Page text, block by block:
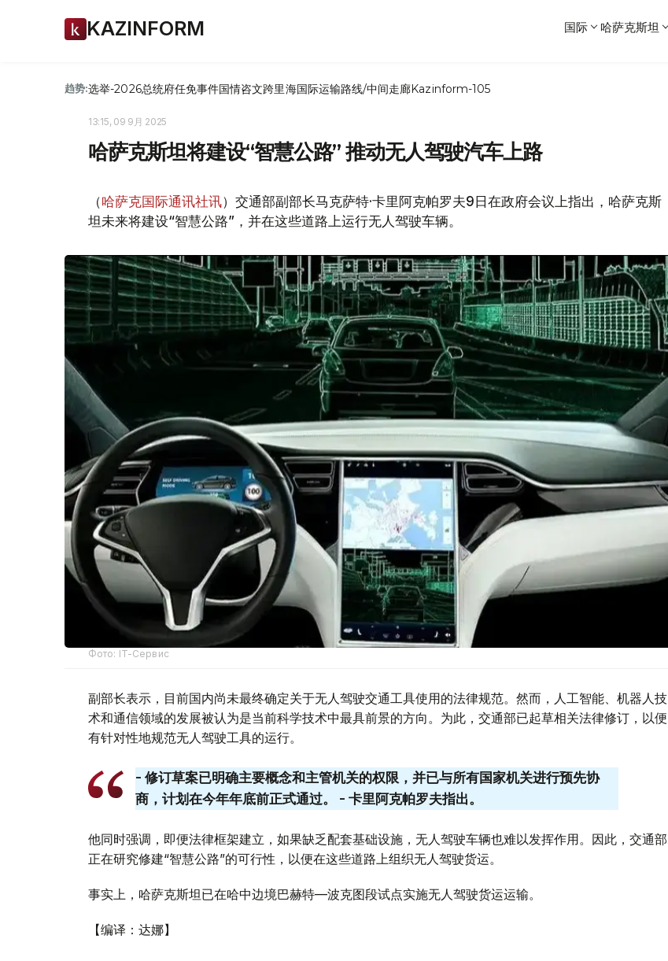
KAZINFORM 国际 哈萨克斯坦
趋势:选举-2026总统府任免事件国情咨文跨里海国际运输路线/中间走廊Kazinform-105
13:15, 09 9月 2025
哈萨克斯坦将建设“智慧公路” 推动无人驾驶汽车上路
（哈萨克国际通讯社讯）交通部副部长马克萨特·卡里阿克帕罗夫9日在政府会议上指出，哈萨克斯
坦未来将建设“智慧公路”，并在这些道路上运行无人驾驶车辆。
Фото: IT-Сервис
副部长表示，目前国内尚未最终确定关于无人驾驶交通工具使用的法律规范。然而，人工智能、机器人技
术和通信领域的发展被认为是当前科学技术中最具前景的方向。为此，交通部已起草相关法律修订，以便
有针对性地规范无人驾驶工具的运行。
- 修订草案已明确主要概念和主管机关的权限，并已与所有国家机关进行预先协
商，计划在今年年底前正式通过。 - 卡里阿克帕罗夫指出。
他同时强调，即便法律框架建立，如果缺乏配套基础设施，无人驾驶车辆也难以发挥作用。因此，交通部
正在研究修建“智慧公路”的可行性，以便在这些道路上组织无人驾驶货运。
事实上，哈萨克斯坦已在哈中边境巴赫特—波克图段试点实施无人驾驶货运运输。
【编译：达娜】